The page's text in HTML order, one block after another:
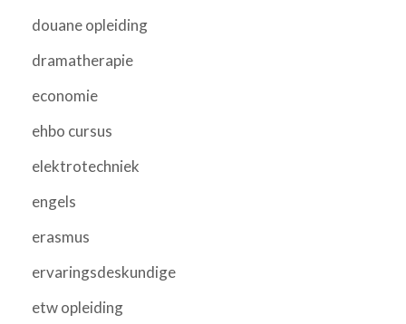
douane opleiding
dramatherapie
economie
ehbo cursus
elektrotechniek
engels
erasmus
ervaringsdeskundige
etw opleiding